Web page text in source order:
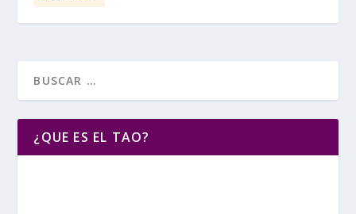
¿QUE ES EL TAO?